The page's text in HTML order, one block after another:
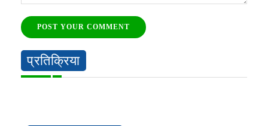
POST YOUR COMMENT
प्रतिक्रिया